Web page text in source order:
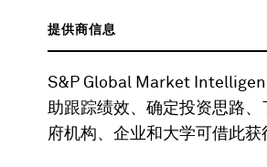
提供商信息
S&P Global Market
助跟踪绩效、确定投资思路
府机构、企业和大学可借此